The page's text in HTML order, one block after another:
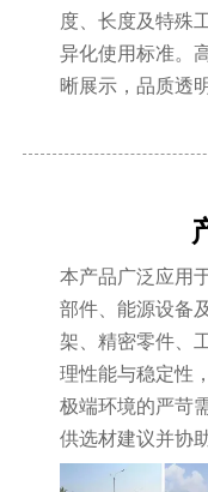
度、长度及特殊
异化使用标准。
晰展示，品质透
本产品广泛应用
部件、能源设备
架、精密零件、
理性能与稳定性
极端环境的严苛
供选材建议并协